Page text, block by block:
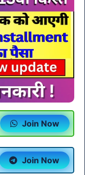
Join Now
Join Now